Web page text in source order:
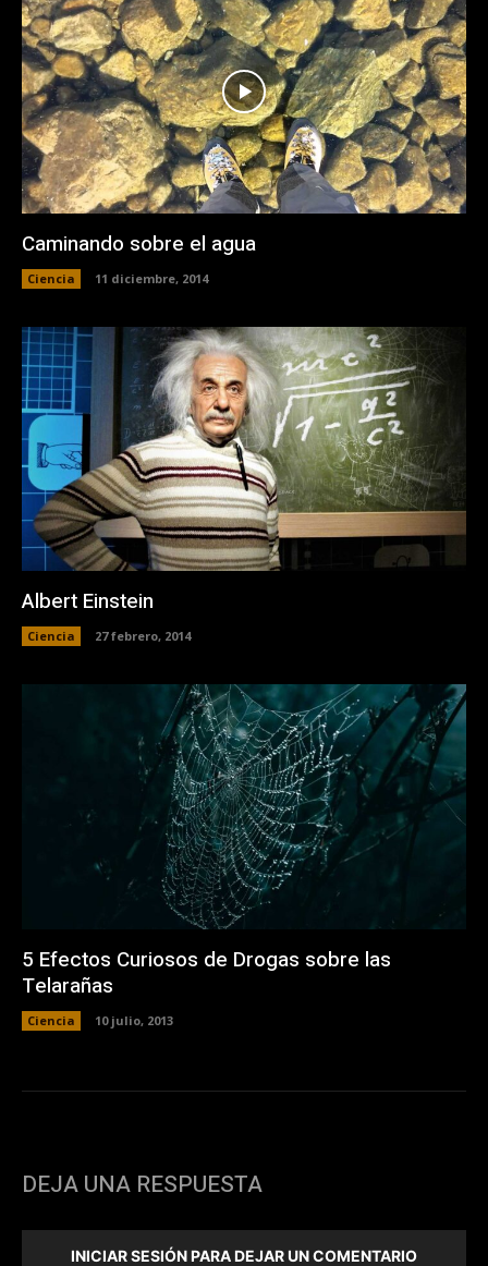
Caminando sobre el agua
Ciencia 11 diciembre, 2014
Albert Einstein
Ciencia 27 febrero, 2014
5 Efectos Curiosos de Drogas sobre las
Telarañas
Ciencia 10 julio, 2013
DEJA UNA RESPUESTA
INICIAR SESIÓN PARA DEJAR UN COMENTARIO